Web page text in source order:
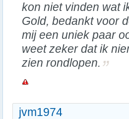
kon niet vinden wat
Gold, bedankt voor
mij een uniek paar
weet zeker dat ik
zien rondlopen.
jvm1974